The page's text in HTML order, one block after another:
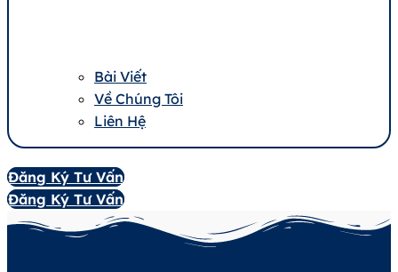
Bài Viết
Về Chúng Tôi
Liên Hệ
Đăng Ký Tư Vấn
Đăng Ký Tư Vấn